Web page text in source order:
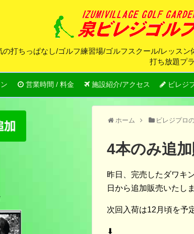
打ちっぱなし/ゴルフ練習場/ゴルフスクール/レッス
打ち放題プ
営業時間 / 料金 施設紹介/アクセス ビレジ
ホーム ビレジプロ
4本のみ追
昨日、完売したダワキ
日から追加販売いたし
次回入荷は12月頃を予
⬇︎